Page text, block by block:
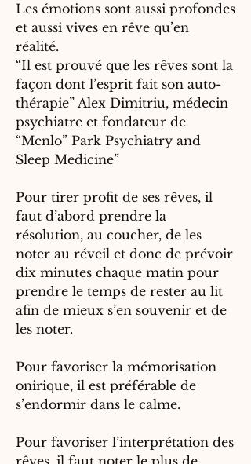
Les émotions sont aussi profondes
et aussi vives en rêve qu’en
réalité.
“Il est prouvé que les rêves sont la
façon dont l’esprit fait son auto-
thérapie” Alex Dimitriu, médecin
psychiatre et fondateur de
“Menlo” Park Psychiatry and
Sleep Medicine”
Pour tirer profit de ses rêves, il
faut d’abord prendre la
résolution, au coucher, de les
noter au réveil et donc de prévoir
dix minutes chaque matin pour
prendre le temps de rester au lit
afin de mieux s’en souvenir et de
les noter.
Pour favoriser la mémorisation
onirique, il est préférable de
s’endormir dans le calme.
Pour favoriser l’interprétation des